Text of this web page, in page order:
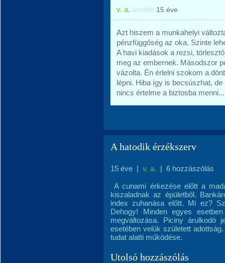
v. a. üzente 15 éve
Azt hiszem a munkahelyi
pénzfüggőség az oka. Szinte
A havi kiadások a rezsi,
meg az embernek. Másodszor
vázolta. Én érlelni szokom a
lépni. Hiba így is becsúszhat,
nincs értelme a biztosba
A hatodik érzékszerv
15 éve | v. a. | 6 hozzászólás
A cunami érkezése előtt a
kiszaladnak az épületből.
index zuhanása előtt. Mi ez?
Dehogy! Minden egyes
megváltozása. Piciny árulkodó
esetében velük született
tudat alatti működése.
Utolsó hozzászólás